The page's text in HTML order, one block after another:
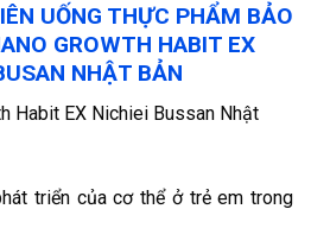
UỐNG THỰC PHẨM BẢO
GROWTH HABIT EX
NHẬT BẢN
triển của cơ thể ở trẻ em trong